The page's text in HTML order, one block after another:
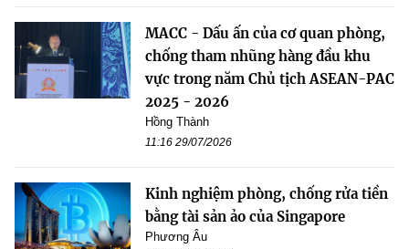
MACC - Dấu ấn của cơ quan phòng,
chống tham nhũng hàng đầu khu
vực trong năm Chủ tịch ASEAN-PAC
2025 - 2026
Hồng Thành
11:16 29/07/2026
Kinh nghiệm phòng, chống rửa tiền
bằng tài sản ảo của Singapore
Phương Âu